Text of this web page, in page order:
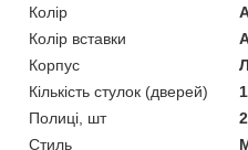
Колір
Колір вставки
Корпус
Кількість стулок (дверей)
1
Полиці, шт
2
Стиль